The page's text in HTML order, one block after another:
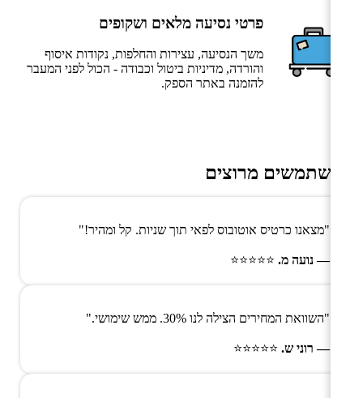
פרטי נסיעה מלאים ושקופים
משך הנסיעה, עצירות והחלפות, נקודות איסוף
והורדה, מדיניות ביטול וכבודה - הכול לפני המעבר
להזמנה באתר הספק.
משתמשים מרוצים
"מצאנו כרטיס אוטובוס לפאי תוך שניות. קל ומהיר!"
— נועה מ. ⭐⭐⭐⭐⭐
"השוואת המחירים הצילה לנו 30%. ממש שימושי."
— רוני ש. ⭐⭐⭐⭐⭐